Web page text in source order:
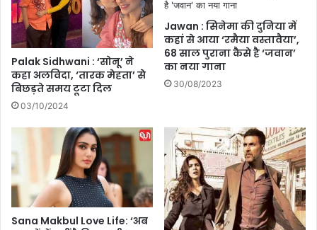
श
,
य
मु
ना
अ
भी
भी
ख
रे
के
नि
शा
न
ना
ए
जा
गे
,
गी
मं
मं
ड
ल
का
वि
Palak Sidhwani : ‘सोनू’ ने
कहा अलविदा, ‘तारक मेहता’ से
बिछड़ते समय टूटा दिल
03/10/2024
Jawan : सिनेमा की दुनिया में
कहां से आया ‘रमैया वस्तावैया’,
68 साल पुराना कैसे है ‘जवान’
का नया गाना
30/08/2023
Sana Makbul Love Life: ‘अब